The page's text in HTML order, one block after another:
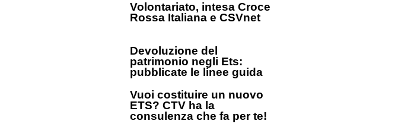
Volontariato, intesa Croce
Rossa Italiana e CSVnet
Devoluzione del
patrimonio negli Ets:
pubblicate le linee guida
Vuoi costituire un nuovo
ETS? CTV ha la
consulenza che fa per te!